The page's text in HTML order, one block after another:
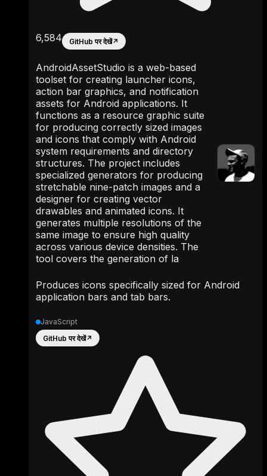
6,584 GitHub पर देखें↗
AndroidAssetStudio is a web-based
toolset for creating launcher icons,
action bar graphics, and notification
assets for Android applications. It
functions as a resource graphic suite
for producing correctly sized images
and icons that comply with Android
system requirements and directory
structures. The project includes
specialized generators for producing
stretchable nine-patch images and a
designer for creating vector
drawables and animated icons. It
generates multiple resolutions of the
same image to ensure high quality
across various device densities. The
tool covers the generation of la
Produces icons specifically sized for Android
application bars and tab bars.
JavaScript
GitHub पर देखें↗